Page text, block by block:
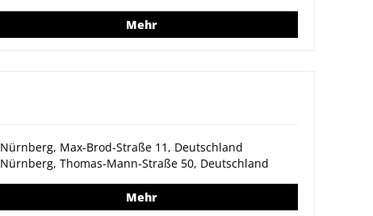
Mehr
Nürnberg, Max-Brod-Straße 11, Deutschland
Nürnberg, Thomas-Mann-Straße 50, Deutschland
Mehr